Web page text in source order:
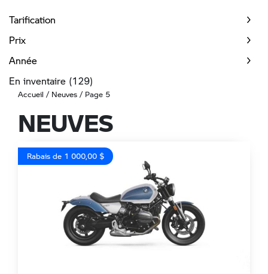
Tarification
Prix
Année
En inventaire (129)
Accueil / Neuves / Page 5
NEUVES
Rabais de 1 000,00 $